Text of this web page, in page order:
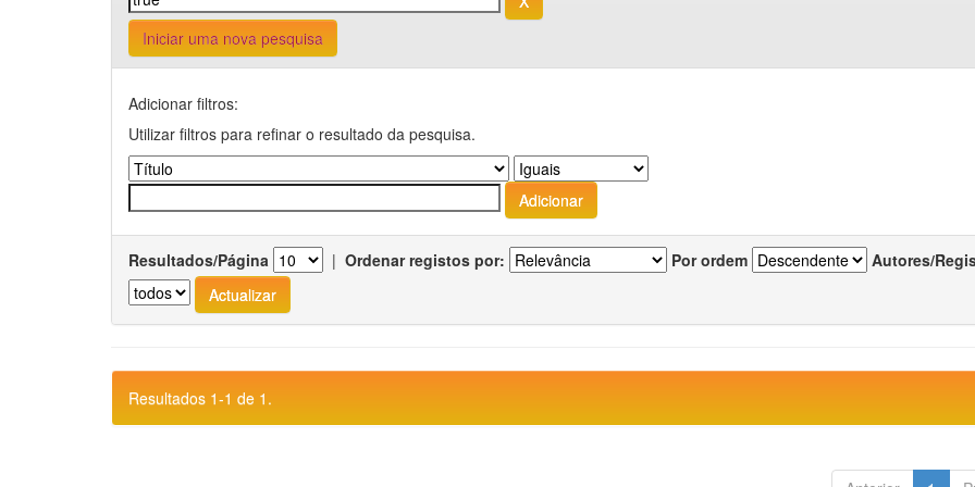
Iniciar uma nova pesquisa
Adicionar filtros:
Utilizar filtros para refinar o resultado da pesquisa.
Resultados/Página | Ordenar registos por: Por ordem Autores/
Resultados 1-1 de 1.